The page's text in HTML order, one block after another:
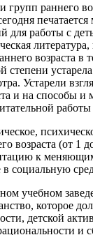
групп раннего
печатается
для работы с
возраста в
степени
Устарели
и на способы и
возраста (от 1
к
социальную
учебном
которое
детской
и